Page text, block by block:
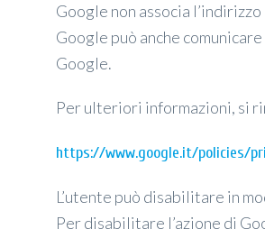
Google non associa
Google può anche
Google.
Per ulteriori informazioni, si
https://www.google.it/policies/
L’utente può disabilitare in
Per disabilitare l’azione di